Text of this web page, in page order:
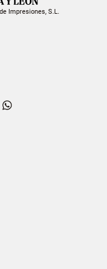
Impresiones, S.L.
Dailymotion